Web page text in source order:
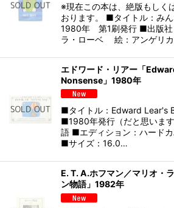
※現在この本は、絶版もしく
おります。 ■タイトル：み
1980年 第1刷発行 ■出版社
ラ・ローベ 絵：アンゲリ
エドワード・リアー「
Nonsense」1980年
■タイトル：Edward Lear's
■1980年発行（だと思いま
語 ■エディション：ハードカ
■サイズ：16.0…
E. T. A.ホフマン／マリオ・
ン物語」1982年